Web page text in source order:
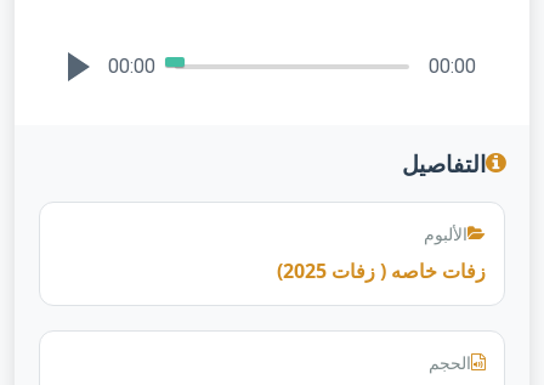
00:00 00:00
التفاصيل
الألبوم
زفات خاصه ( زفات 2025)
الحجم